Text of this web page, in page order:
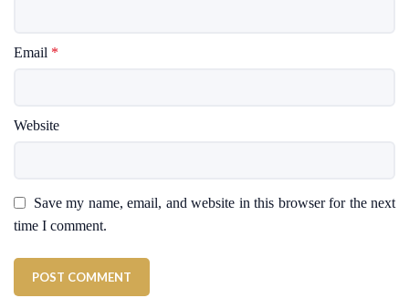
Email *
Website
Save my name, email, and website in this browser for the next
time I comment.